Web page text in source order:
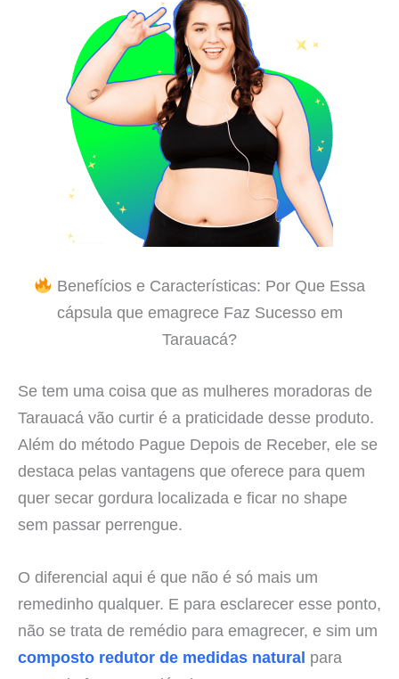
Benefícios e Características: Por Que Essa
cápsula que emagrece Faz Sucesso em
Tarauacá?
Se tem uma coisa que as mulheres moradoras de
Tarauacá vão curtir é a praticidade desse produto.
Além do método Pague Depois de Receber, ele se
destaca pelas vantagens que oferece para quem
quer secar gordura localizada e ficar no shape
sem passar perrengue.
O diferencial aqui é que não é só mais um
remedinho qualquer. E para esclarecer esse ponto,
não se trata de remédio para emagrecer, e sim um
composto redutor de medidas natural para